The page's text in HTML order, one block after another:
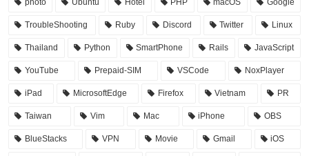
TroubleShooting Ruby Discord Twitter Linux
Thailand Python SmartPhone Rails JavaScript
YouTube Prepaid-SIM VSCode NoxPlayer
iPad MicrosoftEdge Firefox Vietnam PR
Taiwan Vim Mac iPhone OBS
BlueStacks VPN Movie Gmail iOS